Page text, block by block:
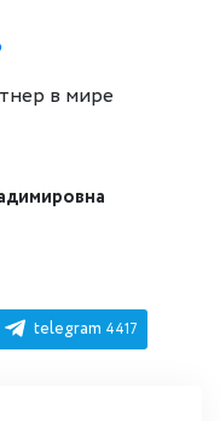
в мире
telegram 4417